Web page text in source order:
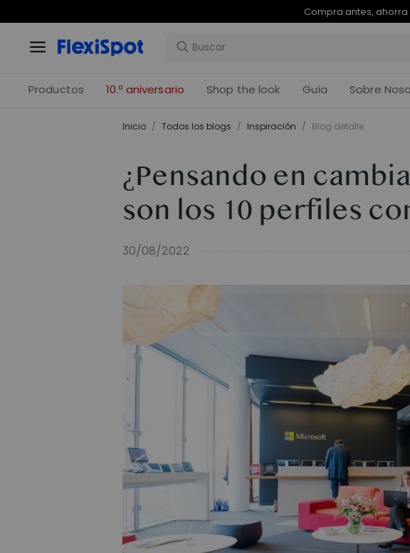
Compra antes, ahorra
Productos 10.º aniversario Shop the look Guía Sobre
Inicio / Todos los blogs / Inspiración / Blog detalle
¿Pensando en
son los 10 perfiles
30/08/2022